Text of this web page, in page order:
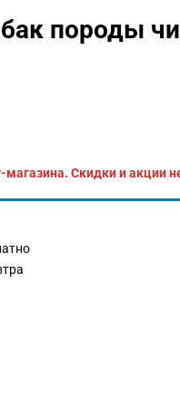
породы
магазина. Скидки и акции